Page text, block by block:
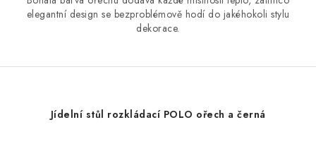
elegantní design se bezproblémově hodí do jakéhokoli stylu
dekorace.
Jídelní stůl rozkládací POLO ořech a černá